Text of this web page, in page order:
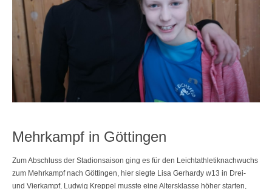
Mehrkampf in Göttingen
Zum Abschluss der Stadionsaison ging es für den Leichtathletiknachwuchs
zum Mehrkampf nach Göttingen, hier siegte Lisa Gerhardy w13 in Drei-
und Vierkampf, Ludwig Kreppel musste eine Altersklasse höher starten,